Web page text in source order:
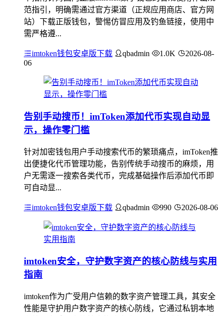
范指引，明确需通过官方渠道（正规应用商店、官方网
站）下载正版钱包，警惕仿冒应用及钓鱼链接，使用中
需严格遵...
imtoken钱包安卓版下载 qbadmin 1.0K
2026-08-
06
告别手动搜币！imToken添加代币实现自动显
示，操作零门槛
针对加密钱包用户手动搜索代币的繁琐痛点，imToken推
出便捷化代币管理功能，告别传统手动搜币的麻烦，用
户无需逐一搜索各类代币，完成基础操作后添加代币即
可自动显...
imtoken钱包安卓版下载 qbadmin 990 2026-08-06
imtoken安全，守护数字资产的核心防线与实用
指南
imtoken作为广受用户信赖的数字资产管理工具，其安全
性能是守护用户数字资产的核心防线，它通过私钥本地